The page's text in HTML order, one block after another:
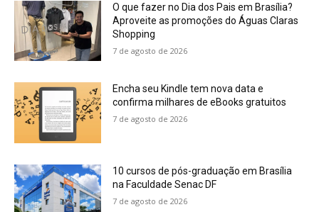
O que fazer no Dia dos Pais em Brasília?
Aproveite as promoções do Águas Claras
Shopping
7 de agosto de 2026
Encha seu Kindle tem nova data e
confirma milhares de eBooks gratuitos
7 de agosto de 2026
10 cursos de pós-graduação em Brasília
na Faculdade Senac DF
7 de agosto de 2026